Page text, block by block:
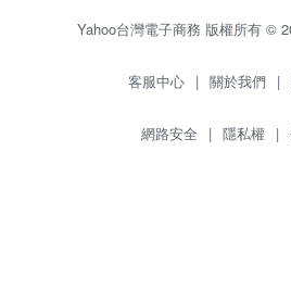
Yahoo台灣電子商務 版權所有 ©
客服中心 | 關於我們 |
網路安全 | 隱私權 |